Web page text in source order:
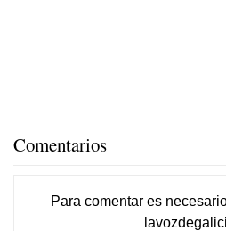
Comentarios
Para comentar es